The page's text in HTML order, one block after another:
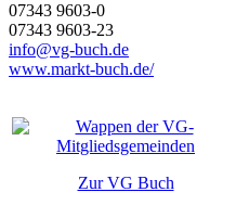
07343 9603-0
07343 9603-23
info@vg-buch.de
www.markt-buch.de/
Zur VG Buch